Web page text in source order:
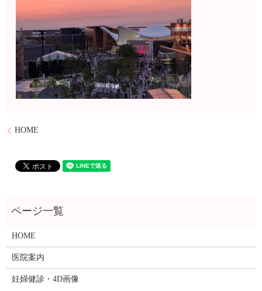
HOME
HOME
医院案内
妊婦健診・4D画像